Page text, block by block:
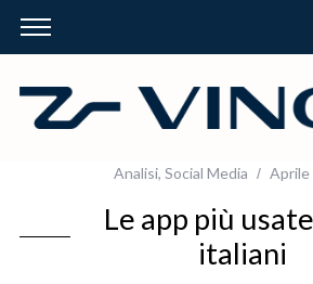
Analisi, Social Media Aprile
Le app più
italiani